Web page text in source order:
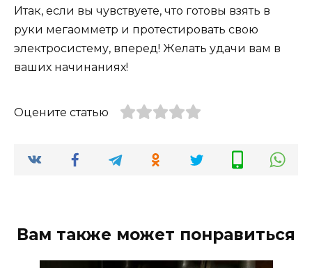
Итак, если вы чувствуете, что готовы взять в
руки мегаомметр и протестировать свою
электросистему, вперед! Желать удачи вам в
ваших начинаниях!
Оцените статью
Вам также может понравиться